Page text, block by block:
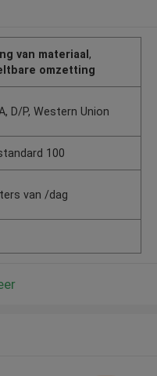
van materiaal,
omzetting
D/P, Western Union
100
van /dag